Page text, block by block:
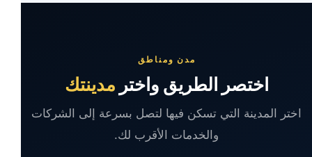
مدن ومناطق
اختصر الطريق واختر مدينتك
اختر المدينة التي تسكن فيها لتصل بسرعة إلى الشركات
والخدمات الأقرب لك.